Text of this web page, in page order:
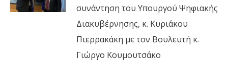
συνάντηση του Υπουργού Ψηφιακής
Διακυβέρνησης, κ. Κυριάκου
Πιερρακάκη με τον Βουλευτή κ.
Γιώργο Κουμουτσάκο